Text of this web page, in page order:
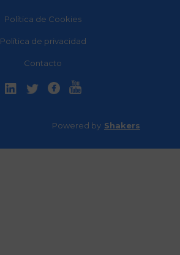
Política de Cookies
Política de privacidad
Contacto
Powered by Shakers